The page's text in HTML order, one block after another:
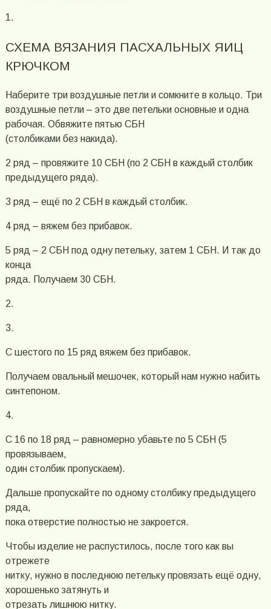
1.
СХЕМА ВЯЗАНИЯ ПАСХАЛЬНЫХ ЯИЦ
КРЮЧКОМ
Наберите три воздушные петли и сомкните в кольцо. Три
воздушные петли – это две петельки основные и одна
рабочая. Обвяжите пятью СБН
(столбиками без накида).
2 ряд – провяжите 10 СБН (по 2 СБН в каждый столбик
предыдущего ряда).
3 ряд – ещё по 2 СБН в каждый столбик.
4 ряд – вяжем без прибавок.
5 ряд – 2 СБН под одну петельку, затем 1 СБН. И так до
конца
ряда. Получаем 30 СБН.
2.
3.
С шестого по 15 ряд вяжем без прибавок.
Получаем овальный мешочек, который нам нужно набить
синтепоном.
4.
С 16 по 18 ряд – равномерно убавьте по 5 СБН (5
провязываем,
один столбик пропускаем).
Дальше пропускайте по одному столбику предыдущего
ряда,
пока отверстие полностью не закроется.
Чтобы изделие не распустилось, после того как вы
отрежете
нитку, нужно в последнюю петельку провязать ещё одну,
хорошенько затянуть и
отрезать лишнюю нитку.